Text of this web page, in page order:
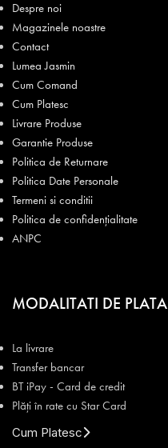
Despre noi
Magazinele noastre
Contact
Lumea Jasmin
Cum Comand
Cum Platesc
Livrare Produse
Garantie Produse
Politica de Returnare
Politica Date Personale
Termeni si conditii
Politica de confidențialitate
ANPC
MODALITATI DE PLATA
La livrare
Transfer bancar
BT iPay - Card de credit
Plăți în rate cu Star Card
Cum Platesc